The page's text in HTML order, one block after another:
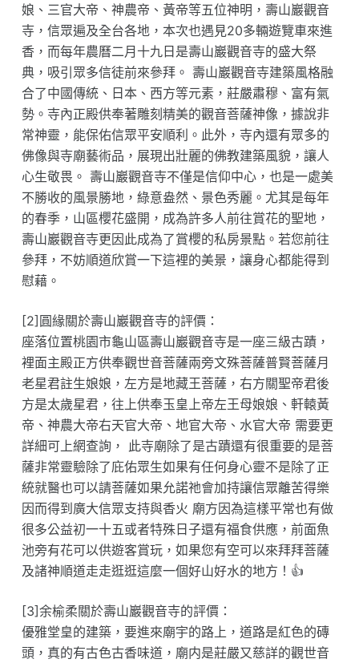
娘、三官大帝、神農帝、黃帝等五位神明，壽山巖觀音
寺，信眾遍及全台各地，本次也遇見20多輛遊覽車來進
香，而每年農曆二月十九日是壽山巖觀音寺的盛大祭
典，吸引眾多信徒前來參拜。 壽山巖觀音寺建築風格融
合了中國傳統、日本、西方等元素，莊嚴肅穆、富有氣
勢。寺內正殿供奉著雕刻精美的觀音菩薩神像，據說非
常神靈，能保佑信眾平安順利。此外，寺內還有眾多的
佛像與寺廟藝術品，展現出壯麗的佛教建築風貌，讓人
心生敬畏。 壽山巖觀音寺不僅是信仰中心，也是一處美
不勝收的風景勝地，綠意盎然、景色秀麗。尤其是每年
的春季，山區櫻花盛開，成為許多人前往賞花的聖地，
壽山巖觀音寺更因此成為了賞櫻的私房景點。若您前往
參拜，不妨順道欣賞一下這裡的美景，讓身心都能得到
慰藉。
[2]圓緣關於壽山巖觀音寺的評價：
座落位置桃園市龜山區壽山巖觀音寺是一座三級古蹟，
裡面主殿正方供奉觀世音菩薩兩旁文殊菩薩普賢菩薩月
老星君註生娘娘，左方是地藏王菩薩，右方關聖帝君後
方是太歲星君，往上供奉玉皇上帝左王母娘娘、軒轅黃
帝、神農大帝右天官大帝、地官大帝、水官大帝 需要更
詳細可上網查詢， 此寺廟除了是古蹟還有很重要的是菩
薩非常靈驗除了庇佑眾生如果有任何身心靈不是除了正
統就醫也可以請菩薩如果允諾祂會加持讓信眾離苦得樂
因而得到廣大信眾支持與香火 廟方因為這樣平常也有做
很多公益初一十五或者特殊日子還有福食供應，前面魚
池旁有花可以供遊客賞玩，如果您有空可以來拜拜菩薩
及諸神順道走走逛逛這麼一個好山好水的地方！👍
[3]余榆柔關於壽山巖觀音寺的評價：
優雅堂皇的建築，要進來廟宇的路上，道路是紅色的磚
頭，真的有古色古香味道，廟内是莊嚴又慈詳的觀世音